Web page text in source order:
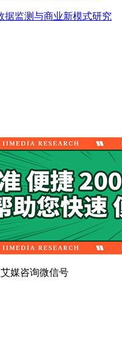
媒咨询微信号